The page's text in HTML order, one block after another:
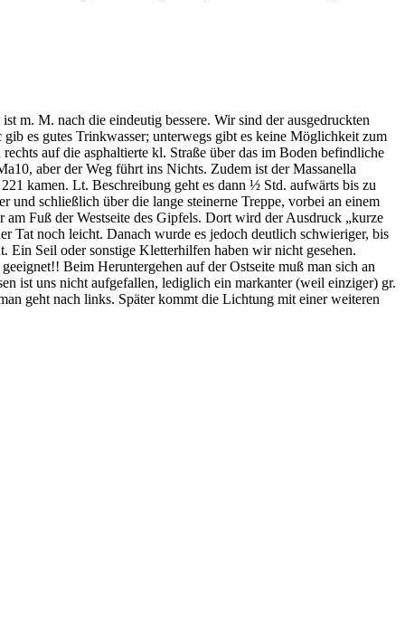
m. M. nach die eindeutig bessere. Wir sind der ausgedruckten
es gutes Trinkwasser; unterwegs gibt es keine Möglichkeit zum
auf die asphaltierte kl. Straße über das im Boden befindliche
aber der Weg führt ins Nichts. Zudem ist der Massanella
kamen. Lt. Beschreibung geht es dann ½ Std. aufwärts bis zu
schließlich über die lange steinerne Treppe, vorbei an einem
Fuß der Westseite des Gipfels. Dort wird der Ausdruck „kurze
Tat noch leicht. Danach wurde es jedoch deutlich schwieriger, bis
Ein Seil oder sonstige Kletterhilfen haben wir nicht gesehen.
Beim Heruntergehen auf der Ostseite muß man sich an
ist uns nicht aufgefallen, lediglich ein markanter (weil einziger) gr.
geht nach links. Später kommt die Lichtung mit einer weiteren